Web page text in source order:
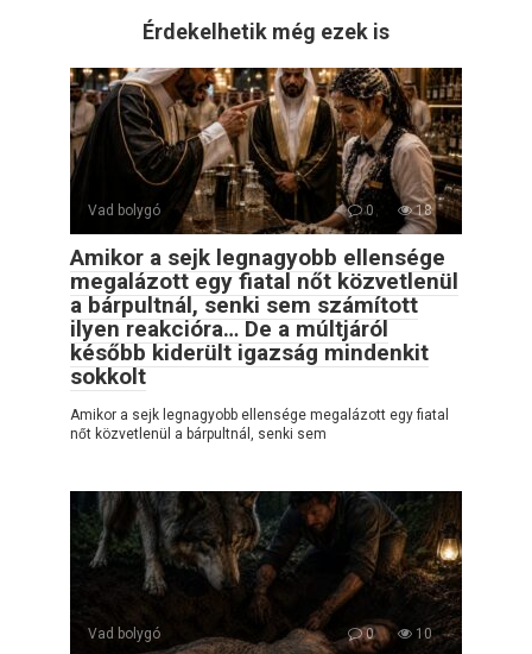
Érdekelhetik még ezek is
Vad bolygó 0 18
Amikor a sejk legnagyobb ellensége
megalázott egy fiatal nőt közvetlenül
a bárpultnál, senki sem számított
ilyen reakcióra… De a múltjáról
később kiderült igazság mindenkit
sokkolt
Amikor a sejk legnagyobb ellensége megalázott egy fiatal
nőt közvetlenül a bárpultnál, senki sem
Vad bolygó 0 10